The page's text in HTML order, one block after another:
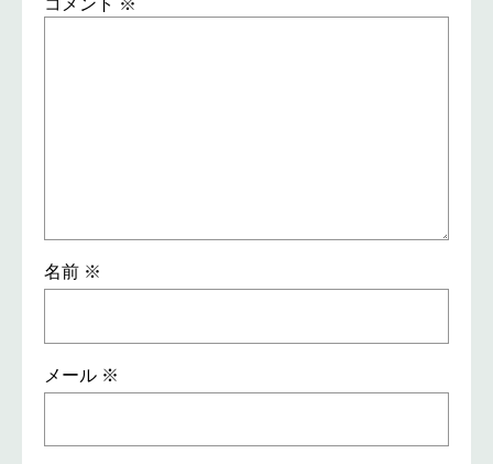
名前 ※
メール ※